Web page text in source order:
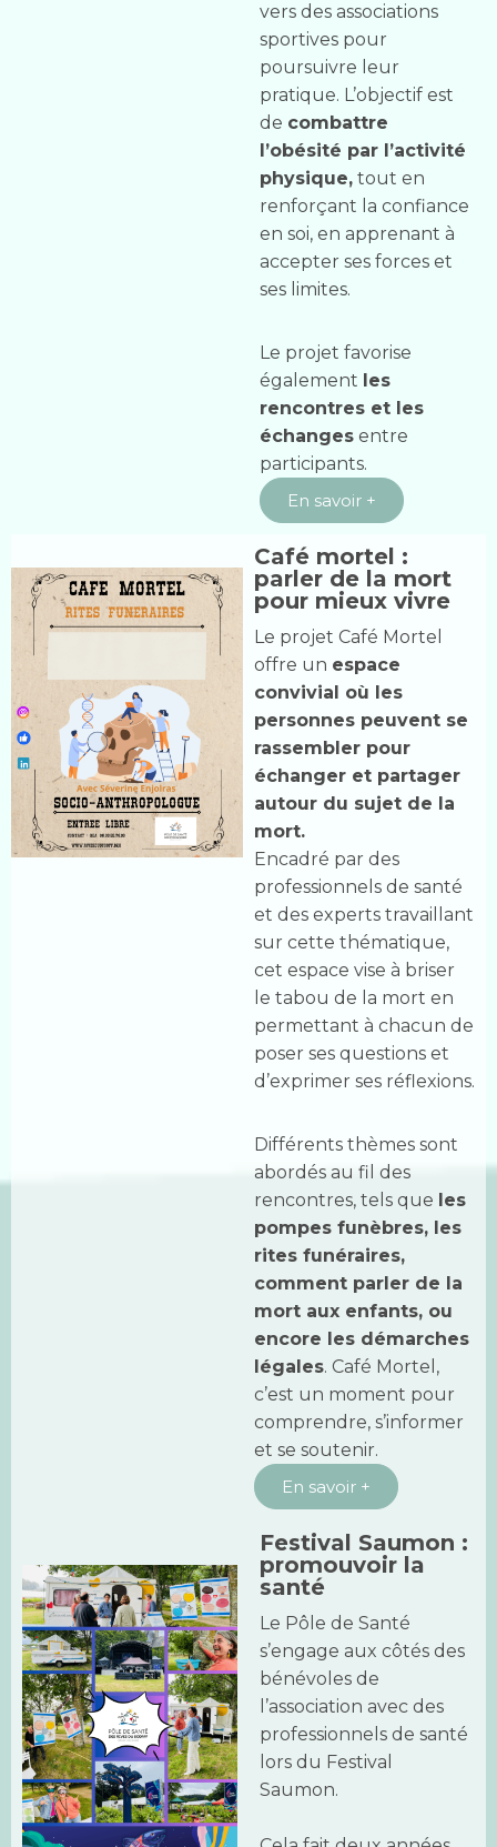
vers des associations
sportives pour
poursuivre leur
pratique. L’objectif est
de combattre
l’obésité par l’activité
physique, tout en
renforçant la confiance
en soi, en apprenant à
accepter ses forces et
ses limites.
Le projet favorise
également les
rencontres et les
échanges entre
participants.
En savoir +
Café mortel :
parler de la mort
pour mieux vivre
Le projet Café Mortel
offre un espace
convivial où les
personnes peuvent se
rassembler pour
échanger et partager
autour du sujet de la
mort.
Encadré par des
professionnels de santé
et des experts travaillant
sur cette thématique,
cet espace vise à briser
le tabou de la mort en
permettant à chacun de
poser ses questions et
d’exprimer ses réflexions.
Différents thèmes sont
abordés au fil des
rencontres, tels que les
pompes funèbres, les
rites funéraires,
comment parler de la
mort aux enfants, ou
encore les démarches
légales. Café Mortel,
c’est un moment pour
comprendre, s’informer
et se soutenir.
En savoir +
Festival Saumon :
promouvoir la
santé
Le Pôle de Santé
s’engage aux côtés des
bénévoles de
l’association avec des
professionnels de santé
lors du Festival
Saumon.